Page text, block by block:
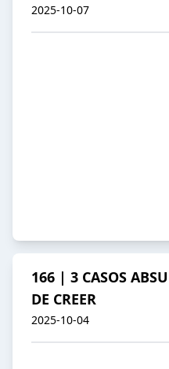
2025-10-07
166 | 3 CASOS
DE CREER
2025-10-04